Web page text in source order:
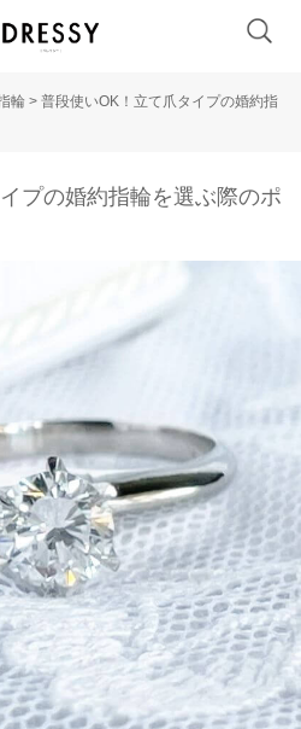
輪 > 普段使いOK！立て爪タイプの婚約指
プの婚約指輪を選ぶ際のポ